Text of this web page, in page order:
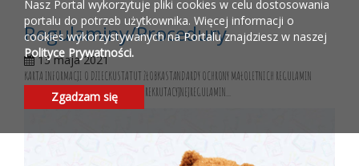
Nasz Portal wykorzytuje pliki cookies w celu dostosowania
portalu do potrzeb użytkownika. Więcej informacji o
cookies wykorzystywanych na Portalu znajdziesz w naszej
Polityce Prywatności.
Zgadzam się
Regulaminy/Procedury
13 maja 2021
KARTA INFORMACJI O DZIECKUSTATUT ŻŁOBKASTANDARDY OCHRONY MAŁOLETNICH REGULAMIN
REKRUTACJIREGULAMIN PRACY KOMISJI REKRUTACYJNEJREGULAMIN...